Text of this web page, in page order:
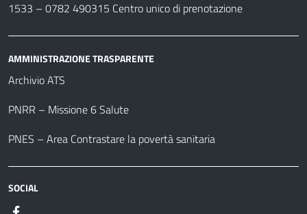
1533 – 0782 490315 Centro unico di prenotazione
AMMINISTRAZIONE TRASPARENTE
Archivio ATS
PNRR – Missione 6 Salute
PNES – Area Contrastare la povertà sanitaria
SOCIAL